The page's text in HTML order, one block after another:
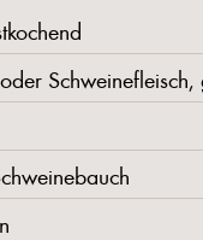
Schweinefleisch,